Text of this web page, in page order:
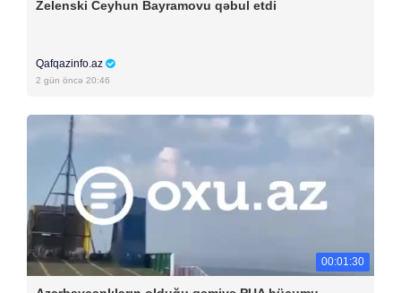
Zelenski Ceyhun Bayramovu qəbul etdi
Qafqazinfo.az
2 gün öncə 20:46
00:01:30